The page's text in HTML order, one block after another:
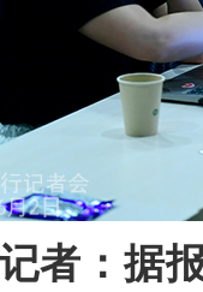
记者：据